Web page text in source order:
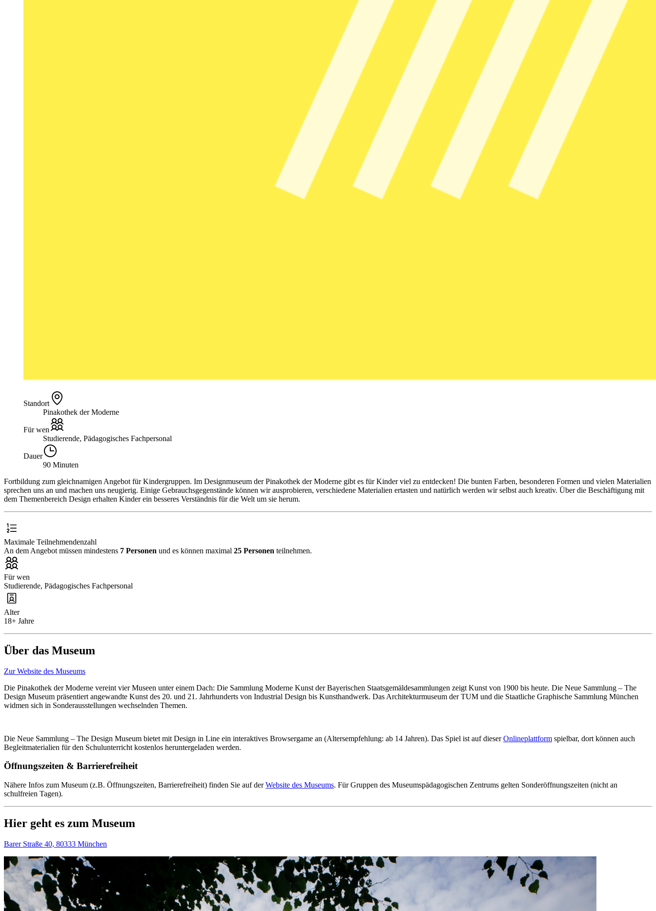
Standort
Pinakothek der Moderne
Für wen
Studierende, Pädagogisches Fachpersonal
Dauer
90 Minuten
Fortbildung zum gleichnamigen Angebot für Kindergruppen. Im Designmuseum der Pinakothek der Moderne gibt es für Kinder viel zu entdecken! Die bunten Farben, besonderen Formen und vielen Materialien
sprechen uns an und machen uns neugierig. Einige Gebrauchsgegenstände können wir ausprobieren, verschiedene Materialien ertasten und natürlich werden wir selbst auch kreativ. Über die Beschäftigung mit
dem Themenbereich Design erhalten Kinder ein besseres Verständnis für die Welt um sie herum.
Maximale Teilnehmendenzahl
An dem Angebot müssen mindestens 7 Personen und es können maximal 25 Personen teilnehmen.
Für wen
Studierende, Pädagogisches Fachpersonal
Alter
18+ Jahre
Über das Museum
Zur Website des Museums
Die Pinakothek der Moderne vereint vier Museen unter einem Dach: Die Sammlung Moderne Kunst der Bayerischen Staatsgemäldesammlungen zeigt Kunst von 1900 bis heute. Die Neue Sammlung – The
Design Museum präsentiert angewandte Kunst des 20. und 21. Jahrhunderts von Industrial Design bis Kunsthandwerk. Das Architekturmuseum der TUM und die Staatliche Graphische Sammlung München
widmen sich in Sonderausstellungen wechselnden Themen.
Die Neue Sammlung – The Design Museum bietet mit Design in Line ein interaktives Browsergame an (Altersempfehlung: ab 14 Jahren). Das Spiel ist auf dieserOnlineplattform spielbar, dort können auch
Begleitmaterialien für den Schulunterricht kostenlos heruntergeladen werden.
Öffnungszeiten & Barrierefreiheit
Nähere Infos zum Museum (z.B. Öffnungszeiten, Barrierefreiheit) finden Sie auf derWebsite des Museums. Für Gruppen des Museumspädagogischen Zentrums gelten Sonderöffnungszeiten (nicht an
schulfreien Tagen).
Hier geht es zum Museum
Barer Straße 40, 80333 München